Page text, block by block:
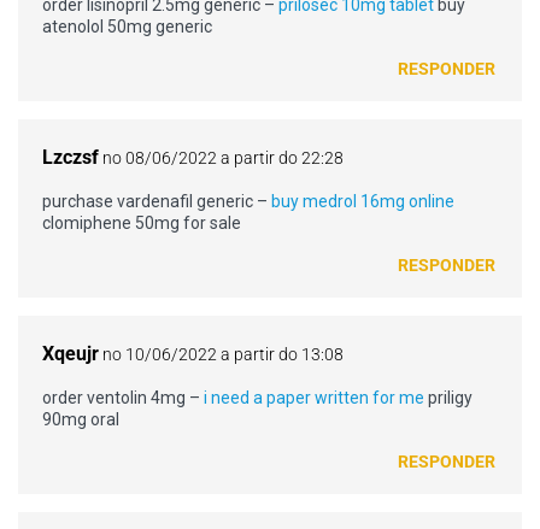
order lisinopril 2.5mg generic – prilosec 10mg tablet buy
atenolol 50mg generic
RESPONDER
Lzczsf no 08/06/2022 a partir do 22:28
purchase vardenafil generic – buy medrol 16mg online
clomiphene 50mg for sale
RESPONDER
Xqeujr no 10/06/2022 a partir do 13:08
order ventolin 4mg – i need a paper written for me priligy
90mg oral
RESPONDER